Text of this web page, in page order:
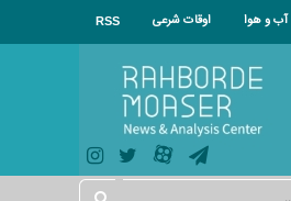
آب و هوا اوقات شرعی RSS